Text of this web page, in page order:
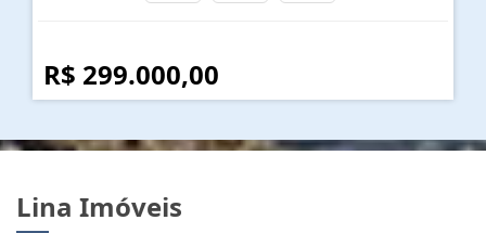
R$ 299.000,00
Lina Imóveis